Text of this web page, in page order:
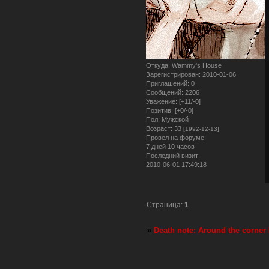
Откуда: Wammy's House
Зарегистрирован: 2010-01-06
Приглашений: 0
Сообщений: 2206
Уважение: [+11/-0]
Позитив: [+0/-0]
Пол: Мужской
Возраст: 33 [1992-12-13]
Провел на форуме:
7 дней 10 часов
Последний визит:
2010-06-01 17:49:18
Страница:1
» Death note: Around the corner